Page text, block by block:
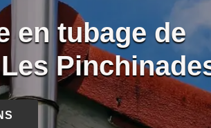
en tubage de